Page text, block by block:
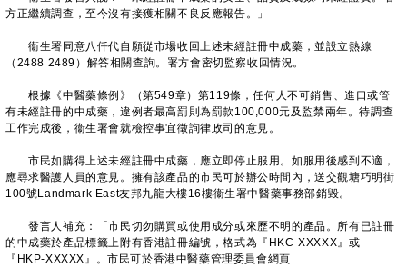
方正繼續調查，至今沒有接獲相關不良反應報告。」
衞生署同意八仟代自願從市場收回上述未經註冊中成藥，並設立熱線
（2488 2489）解答相關查詢。署方會密切監察收回情況。
根據《中醫藥條例》（第549章）第119條，任何人不可銷售、進口或管
有未經註冊的中成藥，違例者最高罰則為罰款100,000元及監禁兩年。待調查
工作完成後，衞生署會就檢控事宜徵詢律政司的意見。
市民如購得上述未經註冊中成藥，應立即停止服用。如服用後感到不適，
應尋求醫護人員的意見。擁有該產品的市民可於辦公時間內，送交觀塘巧明街
100號Landmark East友邦九龍大樓16樓衞生署中醫藥事務部銷毀。
發言人補充：「市民切勿購買或使用成分或來歷不明的產品。所有已註冊
的中成藥於產品標籤上附有香港註冊編號，格式為『HKC-XXXXX』或
『HKP-XXXXX』。市民可於香港中醫藥管理委員會網頁